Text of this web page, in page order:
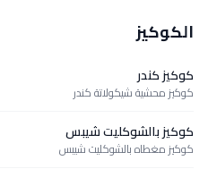
الكوكيز
كوكيز كندر
كوكيز محشية شيكولاتة كندر
كوكيز بالشوكليت شيبس
كوكيز مغطاه بالشوكليت شيبس